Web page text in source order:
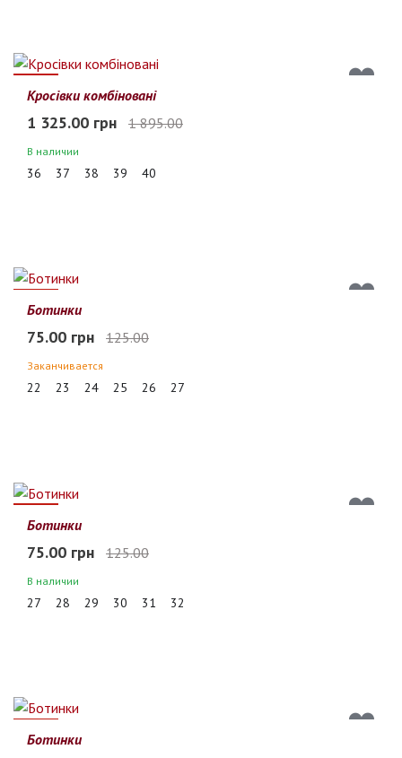
30%
Кросівки комбіновані
1 325.00 грн 1 895.00
В наличии
36 37 38 39 40
40%
Ботинки
75.00 грн 125.00
Заканчивается
22 23 24 25 26 27
40%
Ботинки
75.00 грн 125.00
В наличии
27 28 29 30 31 32
40%
Ботинки